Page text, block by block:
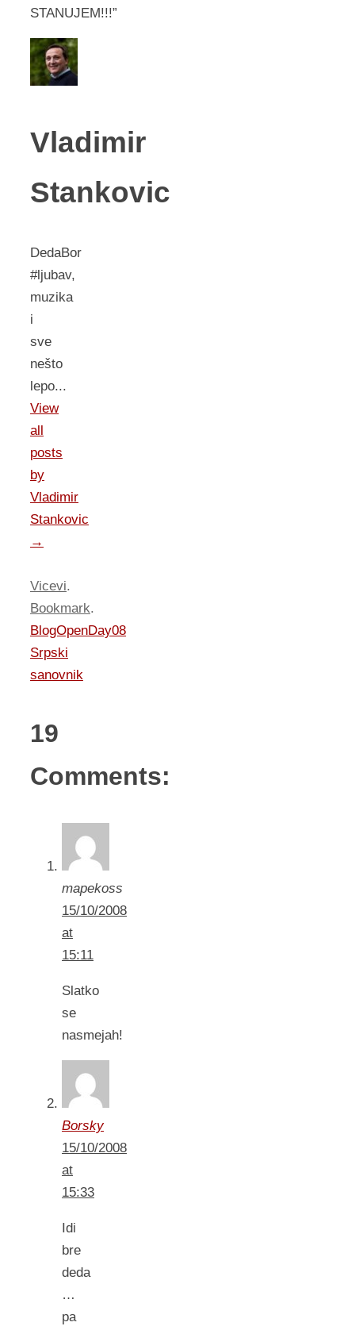
STANUJEM!!!”
Vladimir
Stankovic
DedaBor
#ljubav,
muzika
i
sve
nešto
lepo...
View
all
posts
by
Vladimir
Stankovic
→
Vicevi.
Bookmark.
BlogOpenDay08
Srpski
sanovnik
19
Comments:
mapekoss
15/10/2008
at
15:11
Slatko
se
nasmejah!
Borsky
15/10/2008
at
15:33
Idi
bre
deda
…
pa